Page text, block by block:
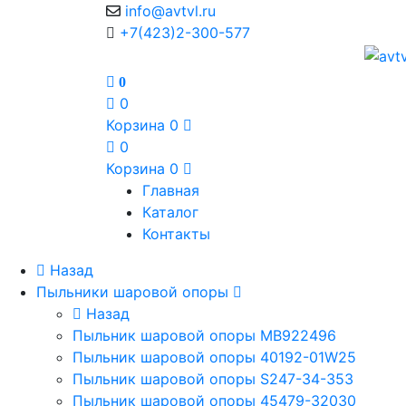
info@avtvl.ru
+7(423)2-300-577
0
0
Корзина 0
0
Корзина 0
Главная
Каталог
Контакты
Назад
Пыльники шаровой опоры
Назад
Пыльник шаровой опоры MB922496
Пыльник шаровой опоры 40192-01W25
Пыльник шаровой опоры S247-34-353
Пыльник шаровой опоры 45479-32030